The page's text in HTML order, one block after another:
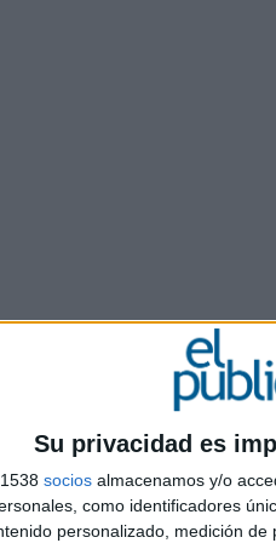
Su privacidad es
socios almacenamos y/o
como identificadores
personalizado, medición